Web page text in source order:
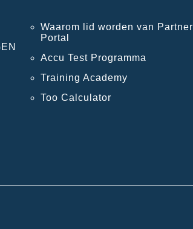
Waarom lid worden van Partner
Portal
Accu Test Programma
Training Academy
Too Calculator